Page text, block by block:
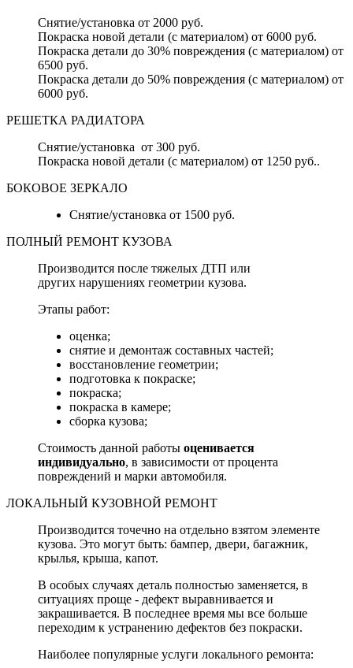
Снятие/установка от 2000 руб.
Покраска новой детали (с материалом) от 6000 руб.
Покраска детали до 30% повреждения (с материалом) от
6500 руб.
Покраска детали до 50% повреждения (с материалом) от
6000 руб.
РЕШЕТКА РАДИАТОРА
Снятие/установка от 300 руб.
Покраска новой детали (с материалом) от 1250 руб..
БОКОВОЕ ЗЕРКАЛО
Снятие/установка от 1500 руб.
ПОЛНЫЙ РЕМОНТ КУЗОВА
Производится после тяжелых ДТП или
других нарушениях геометрии кузова.
Этапы работ:
оценка;
снятие и демонтаж составных частей;
восстановление геометрии;
подготовка к покраске;
покраска;
покраска в камере;
сборка кузова;
Стоимость данной работы оценивается
индивидуально, в зависимости от процента
повреждений и марки автомобиля.
ЛОКАЛЬНЫЙ КУЗОВНОЙ РЕМОНТ
Производится точечно на отдельно взятом элементе
кузова. Это могут быть: бампер, двери, багажник,
крылья, крыша, капот.
В особых случаях деталь полностью заменяется, в
ситуациях проще - дефект выравнивается и
закрашивается. В последнее время мы все больше
переходим к устранению дефектов без покраски.
Наиболее популярные услуги локального ремонта: